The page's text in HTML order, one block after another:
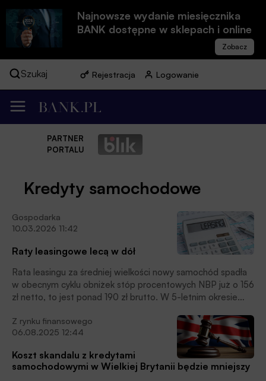
Najnowsze wydanie miesięcznika
BANK dostępne w sklepach i online
Szukaj Rejestracja Logowanie
PARTNER
PORTALU
Kredyty samochodowe
Gospodarka
10.03.2026 11:42
Raty leasingowe lecą w dół
Rata leasingu za średniej wielkości nowy samochód spadła
w obecnym cyklu obniżek stóp procentowych NBP już o 156
zł netto, to jest ponad 190 zł brutto. W 5-letnim okresie
ponad 8 tysięcy złotych – wynika z symulacji Superauto.pl.
Z rynku finansowego
06.08.2025 12:44
Koszt skandalu z kredytami
samochodowymi w Wielkiej Brytanii będzie mniejszy